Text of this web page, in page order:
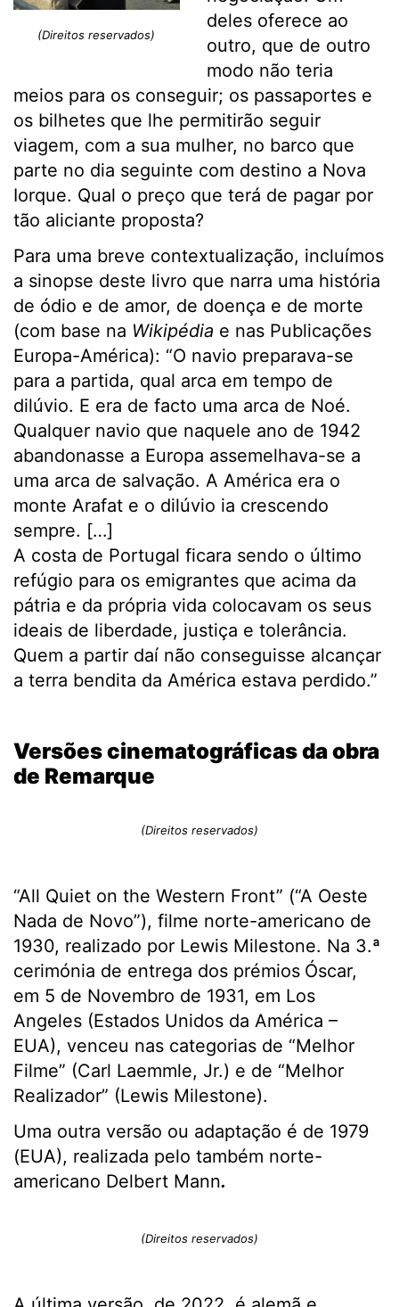
(Direitos reservados)
deles oferece ao
outro, que de outro
modo não teria
meios para os conseguir; os passaportes e
os bilhetes que lhe permitirão seguir
viagem, com a sua mulher, no barco que
parte no dia seguinte com destino a Nova
Iorque. Qual o preço que terá de pagar por
tão aliciante proposta?
Para uma breve contextualização, incluímos
a sinopse deste livro que narra uma história
de ódio e de amor, de doença e de morte
(com base na Wikipédia e nas Publicações
Europa-América): “O navio preparava-se
para a partida, qual arca em tempo de
dilúvio. E era de facto uma arca de Noé.
Qualquer navio que naquele ano de 1942
abandonasse a Europa assemelhava-se a
uma arca de salvação. A América era o
monte Arafat e o dilúvio ia crescendo
sempre. […]
A costa de Portugal ficara sendo o último
refúgio para os emigrantes que acima da
pátria e da própria vida colocavam os seus
ideais de liberdade, justiça e tolerância.
Quem a partir daí não conseguisse alcançar
a terra bendita da América estava perdido.”
Versões cinematográficas da obra
de Remarque
(Direitos reservados)
“All Quiet on the Western Front” (“A Oeste
Nada de Novo”), filme norte-americano de
1930, realizado por Lewis Milestone. Na 3.ª
cerimónia de entrega dos prémios Óscar,
em 5 de Novembro de 1931, em Los
Angeles (Estados Unidos da América –
EUA), venceu nas categorias de “Melhor
Filme” (Carl Laemmle, Jr.) e de “Melhor
Realizador” (Lewis Milestone).
Uma outra versão ou adaptação é de 1979
(EUA), realizada pelo também norte-
americano Delbert Mann.
(Direitos reservados)